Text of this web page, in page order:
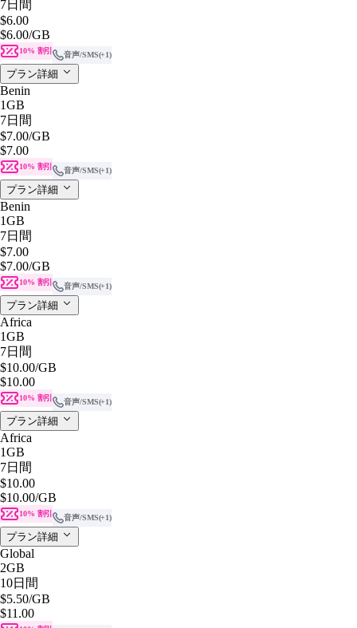
7日間
$6.00
$6.00/GB
10% 割引 音声/SMS(+1)
プラン詳細
Benin
1GB
7日間
$7.00/GB
$7.00
10% 割引 音声/SMS(+1)
プラン詳細
Benin
1GB
7日間
$7.00
$7.00/GB
10% 割引 音声/SMS(+1)
プラン詳細
Africa
1GB
7日間
$10.00/GB
$10.00
10% 割引 音声/SMS(+1)
プラン詳細
Africa
1GB
7日間
$10.00
$10.00/GB
10% 割引 音声/SMS(+1)
プラン詳細
Global
2GB
10日間
$5.50/GB
$11.00